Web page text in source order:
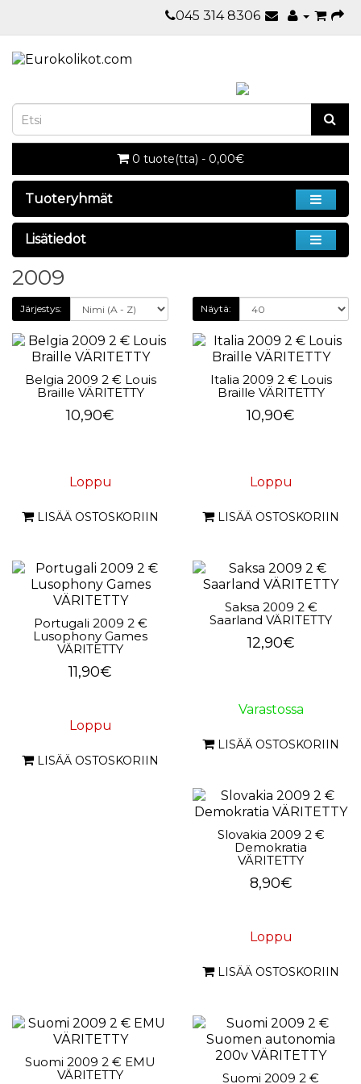
045 314 8306
0 tuote(tta) - 0,00€
Tuoteryhmät
Lisätiedot
2009
Järjestys: Näytä:
Belgia 2009 2 € Louis
Braille VÄRITETTY
10,90€
Loppu
LISÄÄ OSTOSKORIIN
Italia 2009 2 € Louis
Braille VÄRITETTY
10,90€
Loppu
LISÄÄ OSTOSKORIIN
Portugali 2009 2 €
Lusophony Games
VÄRITETTY
11,90€
Loppu
LISÄÄ OSTOSKORIIN
Saksa 2009 2 €
Saarland VÄRITETTY
12,90€
Varastossa
LISÄÄ OSTOSKORIIN
Slovakia 2009 2 €
Demokratia
VÄRITETTY
8,90€
Loppu
LISÄÄ OSTOSKORIIN
Suomi 2009 2 € EMU
VÄRITETTY
Suomi 2009 2 €